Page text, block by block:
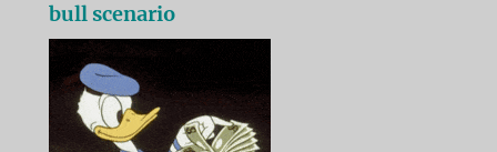
bull scenario